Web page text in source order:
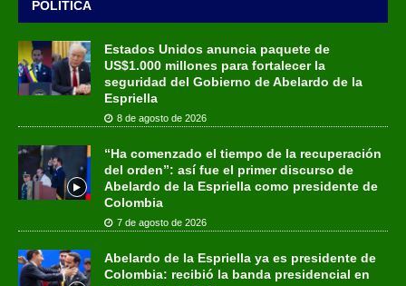
POLÍTICA
Estados Unidos anuncia paquete de
US$1.000 millones para fortalecer la
seguridad del Gobierno de Abelardo de la
Espriella
8 de agosto de 2026
“Ha comenzado el tiempo de la recuperación
del orden”: así fue el primer discurso de
Abelardo de la Espriella como presidente de
Colombia
7 de agosto de 2026
Abelardo de la Espriella ya es presidente de
Colombia: recibió la banda presidencial en